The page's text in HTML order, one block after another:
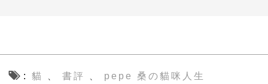
貓 、書評 pepe 桑の貓咪人生